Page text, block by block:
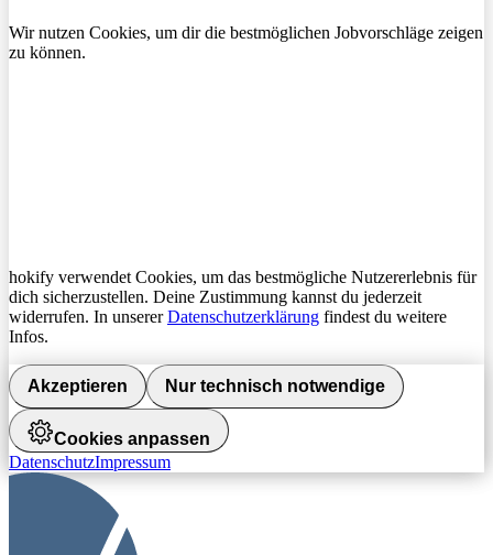
Wir nutzen Cookies, um dir die bestmöglichen Jobvorschläge zeigen
zu können.
hokify verwendet Cookies, um das bestmögliche Nutzererlebnis für
dich sicherzustellen. Deine Zustimmung kannst du jederzeit
widerrufen. In unsererDatenschutzerklärung findest du weitere
Infos.
Akzeptieren Nur technisch notwendige
Cookies anpassen
DatenschutzImpressum